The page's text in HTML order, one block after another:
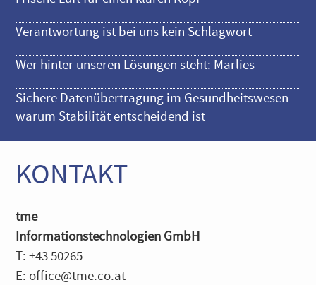
Verantwortung ist bei uns kein Schlagwort
Wer hinter unseren Lösungen steht: Marlies
Sichere Datenübertragung im Gesundheitswesen –
warum Stabilität entscheidend ist
KONTAKT
tme
Informationstechnologien GmbH
T: +43 50265
E: office@tme.co.at